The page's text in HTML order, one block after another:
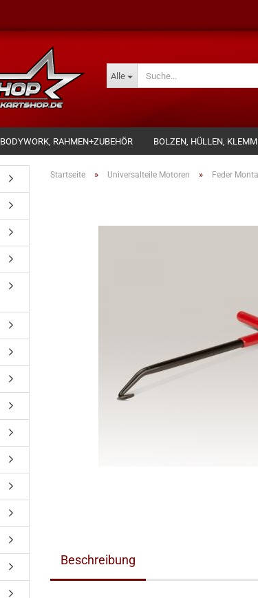
Alle
BODYWORK, RAHMEN+ZUBEHÖR BOLZEN, HÜLLEN,
Startseite » Universalteile Motoren » Feder
Beschreibung